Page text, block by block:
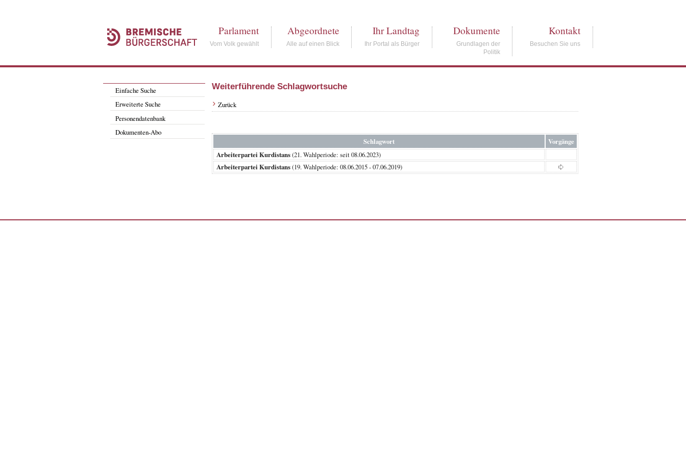
Parlament
Vom Volk gewählt
Abgeordnete
Alle auf einen Blick
Ihr Landtag
Ihr Portal als Bürger
Dokumente
Grundlagen der
Politik
Kontakt
Besuchen Sie uns
Einfache Suche
Erweiterte Suche
Personendatenbank
Dokumenten-Abo
Weiterführende Schlagwortsuche
Zurück
Schlagwort
Vorgänge
Arbeiterpartei Kurdistans(21. Wahlperiode: seit 08.06.2023)
Arbeiterpartei Kurdistans(19. Wahlperiode: 08.06.2015 - 07.06.2019)